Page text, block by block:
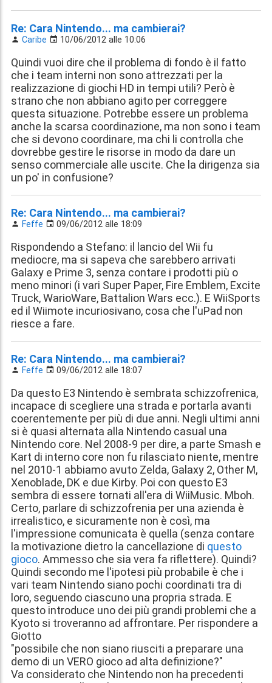
Re: Cara Nintendo... ma cambierai?
Caribe 10/06/2012 alle 10:06
Quindi vuoi dire che il problema di fondo è il fatto
che i team interni non sono attrezzati per la
realizzazione di giochi HD in tempi utili? Però è
strano che non abbiano agito per correggere
questa situazione. Potrebbe essere un problema
anche la scarsa coordinazione, ma non sono i team
che si devono coordinare, ma chi li controlla che
dovrebbe gestire le risorse in modo da dare un
senso commerciale alle uscite. Che la dirigenza sia
un po' in confusione?
Re: Cara Nintendo... ma cambierai?
Feffe 09/06/2012 alle 18:09
Rispondendo a Stefano: il lancio del Wii fu
mediocre, ma si sapeva che sarebbero arrivati
Galaxy e Prime 3, senza contare i prodotti più o
meno minori (i vari Super Paper, Fire Emblem, Excite
Truck, WarioWare, Battalion Wars ecc.). E WiiSports
ed il Wiimote incuriosivano, cosa che l'uPad non
riesce a fare.
Re: Cara Nintendo... ma cambierai?
Feffe 09/06/2012 alle 18:07
Da questo E3 Nintendo è sembrata schizzofrenica,
incapace di scegliere una strada e portarla avanti
coerentemente per più di due anni. Negli ultimi anni
si è quasi alternata alla Nintendo casual una
Nintendo core. Nel 2008-9 per dire, a parte Smash e
Kart di interno core non fu rilasciato niente, mentre
nel 2010-1 abbiamo avuto Zelda, Galaxy 2, Other M,
Xenoblade, DK e due Kirby. Poi con questo E3
sembra di essere tornati all'era di WiiMusic. Mboh.
Certo, parlare di schizzofrenia per una azienda è
irrealistico, e sicuramente non è così, ma
l'impressione comunicata è quella (senza contare
la motivazione dietro la cancellazione di questo
gioco. Ammesso che sia vera fa riflettere). Quindi?
Quindi secondo me l'ipotesi più probabile è che i
vari team Nintendo siano pochi coordinati tra di
loro, seguendo ciascuno una propria strada. E
questo introduce uno dei più grandi problemi che a
Kyoto si troveranno ad affrontare. Per rispondere a
Giotto
"possibile che non siano riusciti a preparare una
demo di un VERO gioco ad alta definizione?"
Va considerato che Nintendo non ha precedenti